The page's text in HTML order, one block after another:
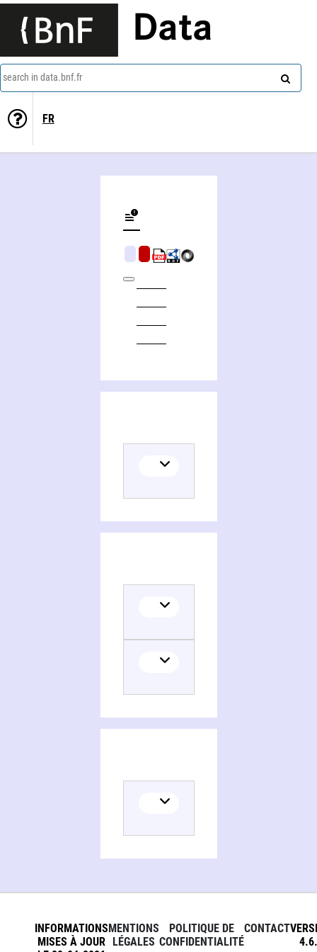
Data
search in data.bnf.fr
FR
INFORMATIONS
MISES À JOUR
MENTIONS
LÉGALES
POLITIQUE DE
CONFIDENTIALITÉ
CONTACT